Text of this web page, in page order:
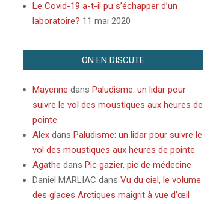
Le Covid-19 a-t-il pu s’échapper d’un
laboratoire? 11 mai 2020
ON EN DISCUTE
Mayenne dans Paludisme: un lidar pour
suivre le vol des moustiques aux heures de
pointe.
Alexdans Paludisme: un lidar pour suivre le
vol des moustiques aux heures de pointe.
Agathe dans Pic gazier, pic de médecine
Daniel MARLIAC dans Vu du ciel, le volume
des glaces Arctiques maigrit à vue d’œil